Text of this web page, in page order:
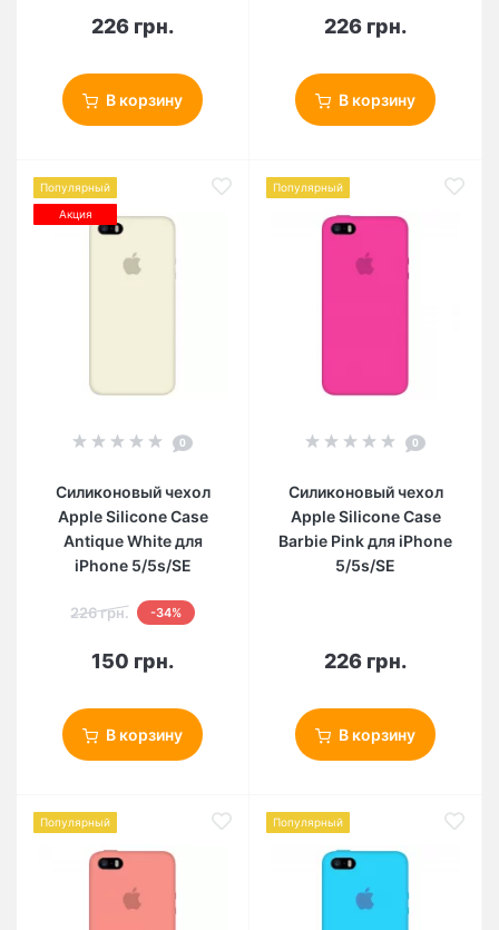
226 грн.
В корзину
226 грн.
В корзину
Популярный
Акция
0
Силиконовый чехол
Apple Silicone Case
Antique White для
iPhone 5/5s/SE
226 грн. -34%
150 грн.
В корзину
Популярный
0
Силиконовый чехол
Apple Silicone Case
Barbie Pink для iPhone
5/5s/SE
226 грн.
В корзину
Популярный Популярный